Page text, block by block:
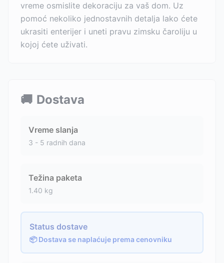
vreme osmislite dekoraciju za vaš dom. Uz
pomoć nekoliko jednostavnih detalja lako ćete
ukrasiti enterijer i uneti pravu zimsku čaroliju u
kojoj ćete uživati.
🚚 Dostava
Vreme slanja
3 - 5 radnih dana
Težina paketa
1.40 kg
Status dostave
📦 Dostava se naplaćuje prema cenovniku